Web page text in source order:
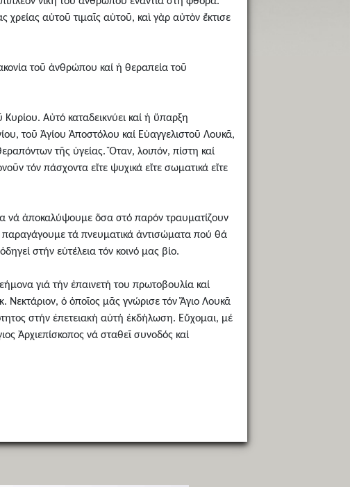
αὐτοῦ τιμαῖς αὐτοῦ, καὶ γὰρ αὐτὸν ἔκτισε
τοῦ ἀνθρώπου καί ἡ θεραπεία τοῦ
Αὐτό καταδεικνύει καί ἡ ὕπαρξη
τοῦ Ἁγίου Ἀποστόλου καί Εὐαγγελιστοῦ Λουκᾶ,
τῆς ὑγείας. Ὅταν, λοιπόν, πίστη καί
τόν πάσχοντα εἴτε ψυχικά εἴτε σωματικά εἴτε
νά ἀποκαλύψουμε ὅσα στό παρόν τραυματίζουν
τά πνευματικά ἀντισώματα πού θά
στήν εὐτέλεια τόν κοινό μας βίο.
γιά τήν ἐπαινετή του πρωτοβουλία καί
ὁ ὁποῖος μᾶς γνώρισε τόν Ἅγιο Λουκᾶ
στήν ἐπετειακή αὐτή ἐκδήλωση. Εὔχομαι, μέ
Ἀρχιεπίσκοπος νά σταθεῖ συνοδός καί